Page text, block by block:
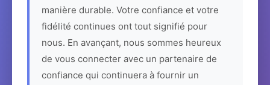
manière durable. Votre confiance et votre
fidélité continues ont tout signifié pour
nous. En avançant, nous sommes heureux
de vous connecter avec un partenaire de
confiance qui continuera à fournir un